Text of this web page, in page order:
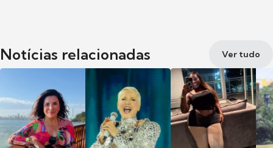
Notícias relacionadas Ver tudo